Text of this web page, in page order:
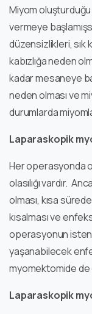
Miyom
vermeye
düzensizlikleri, sık
kabızlığa neden
kadar mesaneye
neden olması ve
durumlarda
Laparaskopik
Her operasyonda
olasılığı vardır.
olması, kısa
kısalması ve
operasyonun
yaşanabilecek
myomektomide de
Laparaskopik